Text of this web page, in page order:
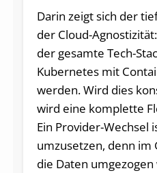
Darin zeigt sich der
der Cloud-
der gesamte Tech-
Kubernetes mit
werden. Wird dies
wird eine komplette
Ein Provider-Wechsel
umzusetzen, denn im
die Daten